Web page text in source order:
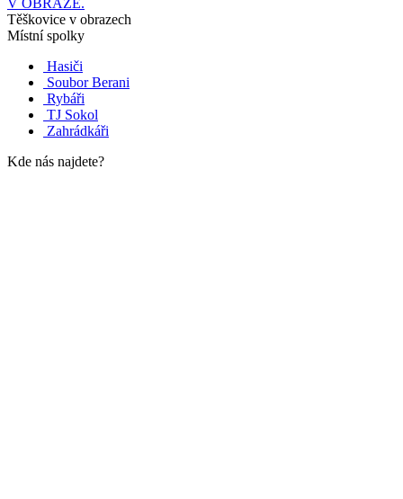
V OBRAZE.
Těškovice v obrazech
Místní spolky
Hasiči
Soubor Berani
Rybáři
TJ Sokol
Zahrádkáři
Kde nás najdete?